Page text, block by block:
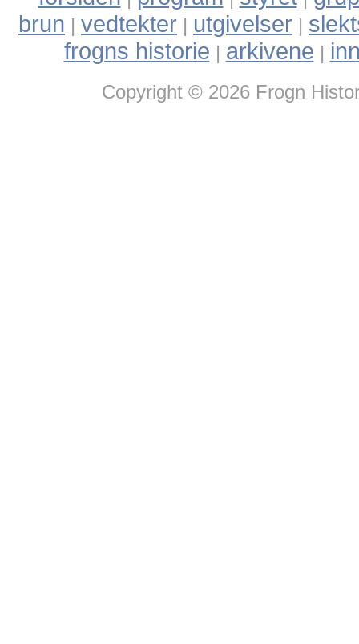
brun | vedtekter | utgivelser |
frogns historie | arkivene |
Copyright © 2026 Frogn